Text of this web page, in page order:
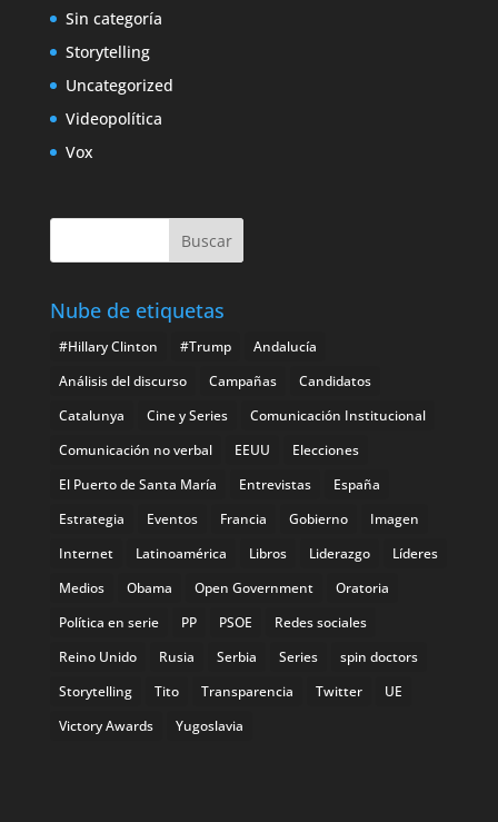
Sin categoría
Storytelling
Uncategorized
Videopolítica
Vox
Nube de etiquetas
#Hillary Clinton #Trump
Andalucía
Análisis del discurso
Campañas
Candidatos
Catalunya
Cine y Series
Comunicación Institucional
Comunicación no verbal
EEUU
Elecciones
El Puerto de Santa María
Entrevistas
España
Estrategia
Eventos Francia Gobierno
Imagen
Internet
Latinoamérica Libros Liderazgo
Líderes
Medios
Obama Open Government
Oratoria
Política en serie
PP PSOE
Redes sociales
Reino Unido
Rusia Serbia Series
spin doctors
Storytelling
Tito Transparencia Twitter
UE
Victory Awards
Yugoslavia